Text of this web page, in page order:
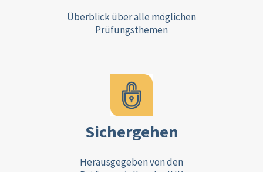
Sichergehen
Überblick über alle möglichen
Prüfungsthemen
Herausgegeben von den